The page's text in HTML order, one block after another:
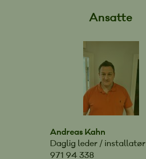
Ansatte
Andreas Kahn
Daglig leder / installatør
971 94 338